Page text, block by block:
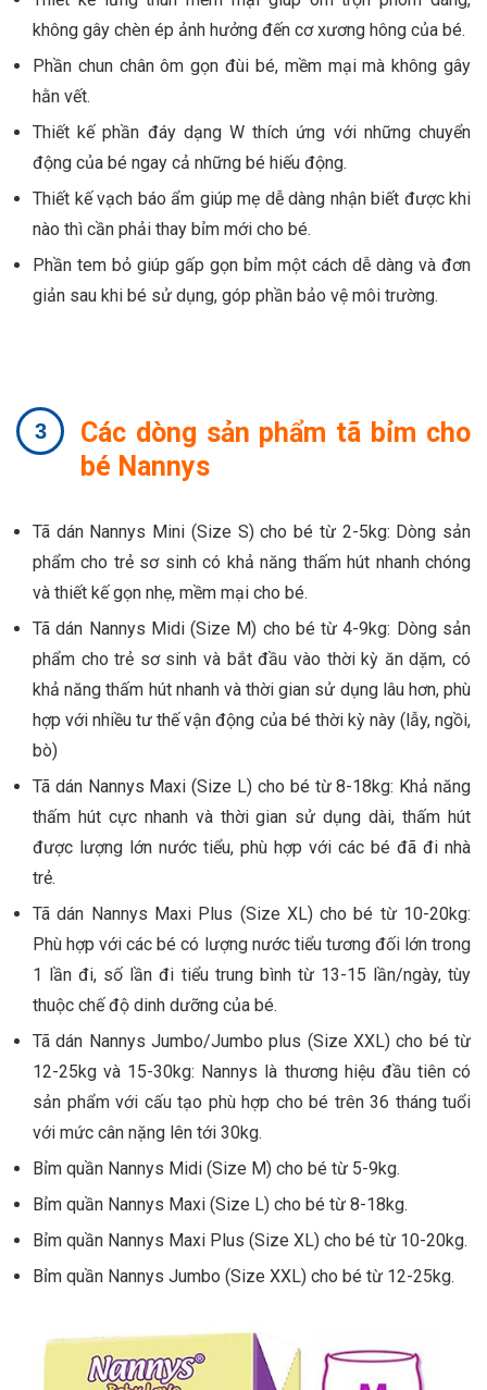
không gây chèn ép ảnh hưởng đến cơ xương hông của bé.
Phần chun chân ôm gọn đùi bé, mềm mại mà không gây
hằn vết.
Thiết kế phần đáy dạng W thích ứng với những chuyển
động của bé ngay cả những bé hiếu động.
Thiết kế vạch báo ẩm giúp mẹ dễ dàng nhận biết được khi
nào thì cần phải thay bỉm mới cho bé.
Phần tem bỏ giúp gấp gọn bỉm một cách dễ dàng và đơn
giản sau khi bé sử dụng, góp phần bảo vệ môi trường.
Các dòng sản phẩm tã bỉm cho
bé Nannys
Tã dán Nannys Mini (Size S) cho bé từ 2-5kg: Dòng sản
phẩm cho trẻ sơ sinh có khả năng thấm hút nhanh chóng
và thiết kế gọn nhẹ, mềm mại cho bé.
Tã dán Nannys Midi (Size M) cho bé từ 4-9kg: Dòng sản
phẩm cho trẻ sơ sinh và bắt đầu vào thời kỳ ăn dặm, có
khả năng thấm hút nhanh và thời gian sử dụng lâu hơn, phù
hợp với nhiều tư thế vận động của bé thời kỳ này (lẫy, ngồi,
bò)
Tã dán Nannys Maxi (Size L) cho bé từ 8-18kg: Khả năng
thấm hút cực nhanh và thời gian sử dụng dài, thấm hút
được lượng lớn nước tiểu, phù hợp với các bé đã đi nhà
trẻ.
Tã dán Nannys Maxi Plus (Size XL) cho bé từ 10-20kg:
Phù hợp với các bé có lượng nước tiểu tương đối lớn trong
1 lần đi, số lần đi tiểu trung bình từ 13-15 lần/ngày, tùy
thuộc chế độ dinh dưỡng của bé.
Tã dán Nannys Jumbo/Jumbo plus (Size XXL) cho bé từ
12-25kg và 15-30kg: Nannys là thương hiệu đầu tiên có
sản phẩm với cấu tạo phù hợp cho bé trên 36 tháng tuổi
với mức cân nặng lên tới 30kg.
Bỉm quần Nannys Midi (Size M) cho bé từ 5-9kg.
Bỉm quần Nannys Maxi (Size L) cho bé từ 8-18kg.
Bỉm quần Nannys Maxi Plus (Size XL) cho bé từ 10-20kg.
Bỉm quần Nannys Jumbo (Size XXL) cho bé từ 12-25kg.